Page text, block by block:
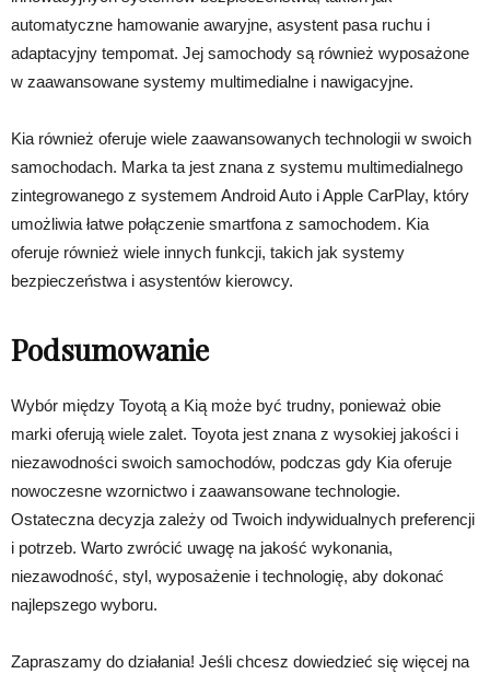
automatyczne hamowanie awaryjne, asystent pasa ruchu i
adaptacyjny tempomat. Jej samochody są również wyposażone
w zaawansowane systemy multimedialne i nawigacyjne.
Kia również oferuje wiele zaawansowanych technologii w swoich
samochodach. Marka ta jest znana z systemu multimedialnego
zintegrowanego z systemem Android Auto i Apple CarPlay, który
umożliwia łatwe połączenie smartfona z samochodem. Kia
oferuje również wiele innych funkcji, takich jak systemy
bezpieczeństwa i asystentów kierowcy.
Podsumowanie
Wybór między Toyotą a Kią może być trudny, ponieważ obie
marki oferują wiele zalet. Toyota jest znana z wysokiej jakości i
niezawodności swoich samochodów, podczas gdy Kia oferuje
nowoczesne wzornictwo i zaawansowane technologie.
Ostateczna decyzja zależy od Twoich indywidualnych preferencji
i potrzeb. Warto zwrócić uwagę na jakość wykonania,
niezawodność, styl, wyposażenie i technologię, aby dokonać
najlepszego wyboru.
Zapraszamy do działania! Jeśli chcesz dowiedzieć się więcej na